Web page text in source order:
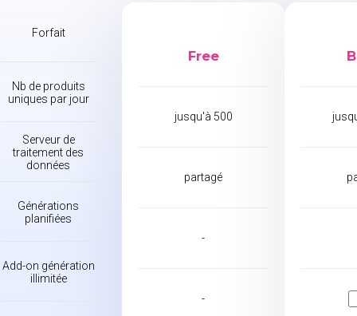
Forfait
Nb de produits
uniques par jour
Serveur de
traitement des
données
Générations
planifiées
Add-on génération
illimitée
Free
jusqu'à 500
partagé
-
-